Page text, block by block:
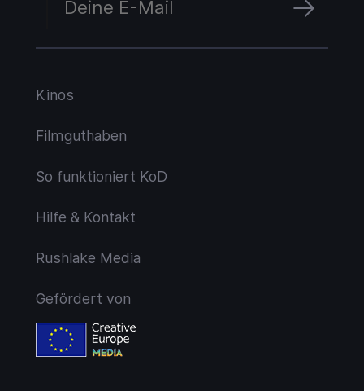
Kinos
Filmguthaben
So funktioniert KoD
Hilfe & Kontakt
Rushlake Media
Gefördert von